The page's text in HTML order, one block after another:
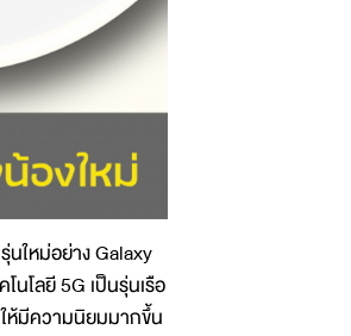
ใหม่อย่าง Galaxy
นโลยี 5G เป็นรุ่นเรือ
ห้มีความนิยมมากขึ้น